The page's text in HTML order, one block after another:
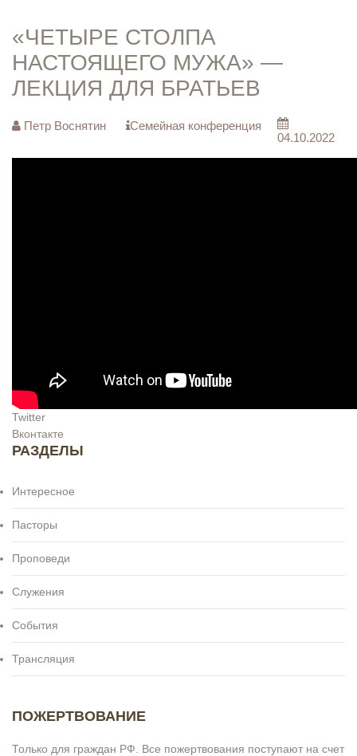
«ЧЕТЫРЕ СТОЛПА
НАСТОЯЩЕГО МУЖА» —
ЛЕКЦИЯ ДЛЯ БРАТЬЕВ
Петр Воснятин
Семейная конференция
04.10.2022
Twitter
Вконтакте
РАЗДЕЛЫ
Интересное
Пасторы
Проповеди
Служения
События
Трансляция
ПОЖЕРТВОВАНИЕ
Только для граждан РФ. Все пожертвования поступают на счет